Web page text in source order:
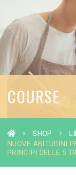
COURSE
SHOP
NUOVE ABITUDINI
PRINCIPI DELLE 5